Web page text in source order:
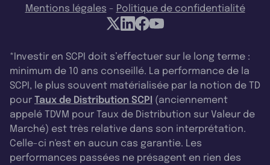
Mentions légales - Politique de confidentialité
*Investir en SCPI doit s’effectuer sur le long terme :
minimum de 10 ans conseillé. La performance de la
SCPI, le plus souvent matérialisée par la notion de TD
pour Taux de Distribution SCPI (anciennement
appelé TDVM pour Taux de Distribution sur Valeur de
Marché) est très relative dans son interprétation.
Celle-ci n'est en aucun cas garantie. Les
performances passées ne présagent en rien des